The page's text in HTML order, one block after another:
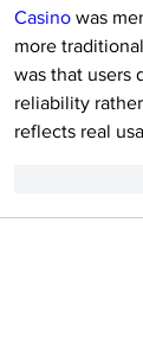
Casino was
more
was that users
reliability
reflects real